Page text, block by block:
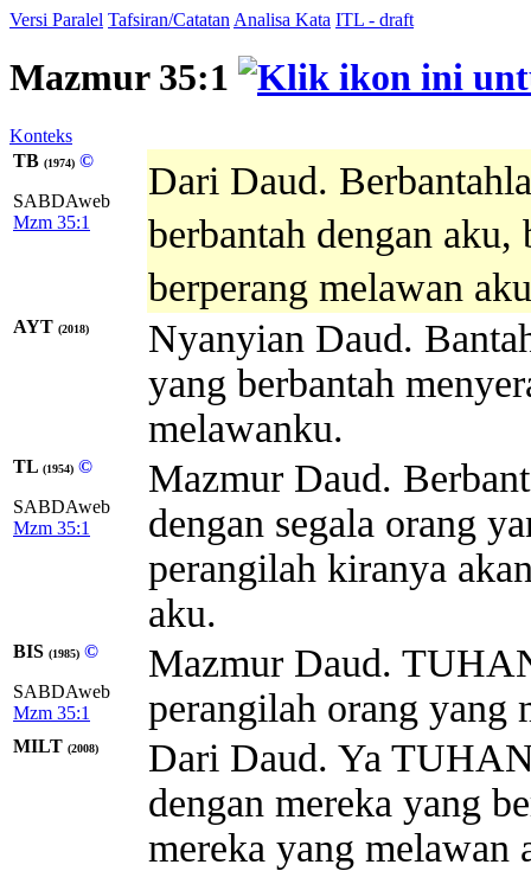
Versi Paralel Tafsiran/Catatan Analisa Kata ITL - draft
Mazmur 35:1
Konteks
TB (1974) ©
SABDAweb
Mzm 35:1
Dari Daud.
berbantah dengan aku,
berperang melawan aku
AYT (2018)
Nyanyian Daud.
yang berbantah
melawanku.
TL (1954) ©
SABDAweb
Mzm 35:1
Mazmur Daud.
dengan segala orang
perangilah kiranya
aku.
BIS (1985) ©
SABDAweb
Mzm 35:1
Mazmur Daud.
perangilah orang yang
MILT (2008) Dari Daud. Ya
dengan mereka yang
mereka yang melawan